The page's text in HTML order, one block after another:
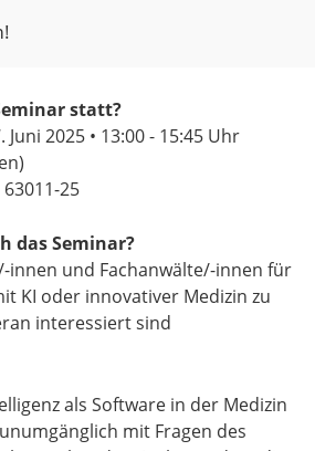
statt?
2025 • 13:00 - 15:45 Uhr
25
das Seminar?
innen und Fachanwälte/-innen für
KI oder innovativer Medizin zu
interessiert sind
als Software in der Medizin
mit Fragen des